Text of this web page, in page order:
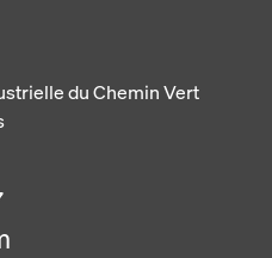
du Chemin Vert